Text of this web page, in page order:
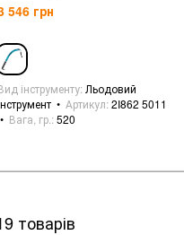
546 грн
інструменту Льодовий
Артикул 2I862 5011
Вага, гр. 520
товарів